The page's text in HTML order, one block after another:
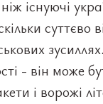
існуючі
- він може
і ворожі